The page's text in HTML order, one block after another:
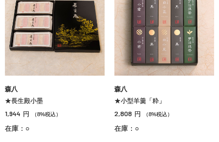
森八
★長生殿小墨
1,944 円 （8%税込）
在庫：○
森八
★小型羊羹「粋」
2,808 円 （8%税込）
在庫：○